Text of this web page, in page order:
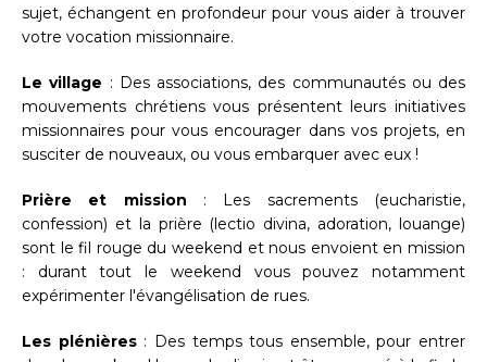
sujet, échangent en profondeur pour vous aider à trouver
votre vocation missionnaire.
Le village : Des associations, des communautés ou des
mouvements chrétiens vous présentent leurs initiatives
missionnaires pour vous encourager dans vos projets, en
susciter de nouveaux, ou vous embarquer avec eux !
Prière et mission : Les sacrements (eucharistie,
confession) et la prière (lectio divina, adoration, louange)
sont le fil rouge du weekend et nous envoient en mission
: durant tout le weekend vous pouvez notamment
expérimenter l'évangélisation de rues.
Les plénières: Des temps tous ensemble, pour entrer